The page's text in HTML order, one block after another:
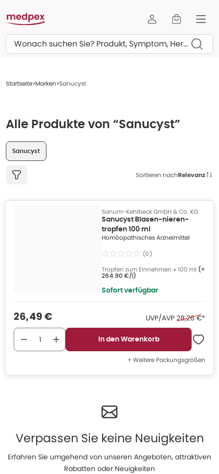
Suchen
Startseite Marken Sanucyst
Alle Produkte von “Sanucyst”
Sanucyst
Sortieren nachRelevanz
Sanum-Kehlbeck GmbH & Co. KG
Sanucyst Blasen-nieren-
tropfen 100 ml
Homöopathisches Arzneimittel
(0)
Tropfen zum Einnehmen • 100 ml (=
264.90 €/l)
Sofort verfügbar
Verkaufspreis
26,49 € UVP/AVP Ehemaliger
28,26 €*
In den Warenkorb
+ Weitere Packungsgrößen
Verpassen Sie keine Neuigkeiten
Erfahren Sie umgehend von unseren Angeboten, attraktiven
Rabatten oder Neuigkeiten